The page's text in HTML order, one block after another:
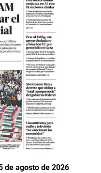
de agosto de 2026